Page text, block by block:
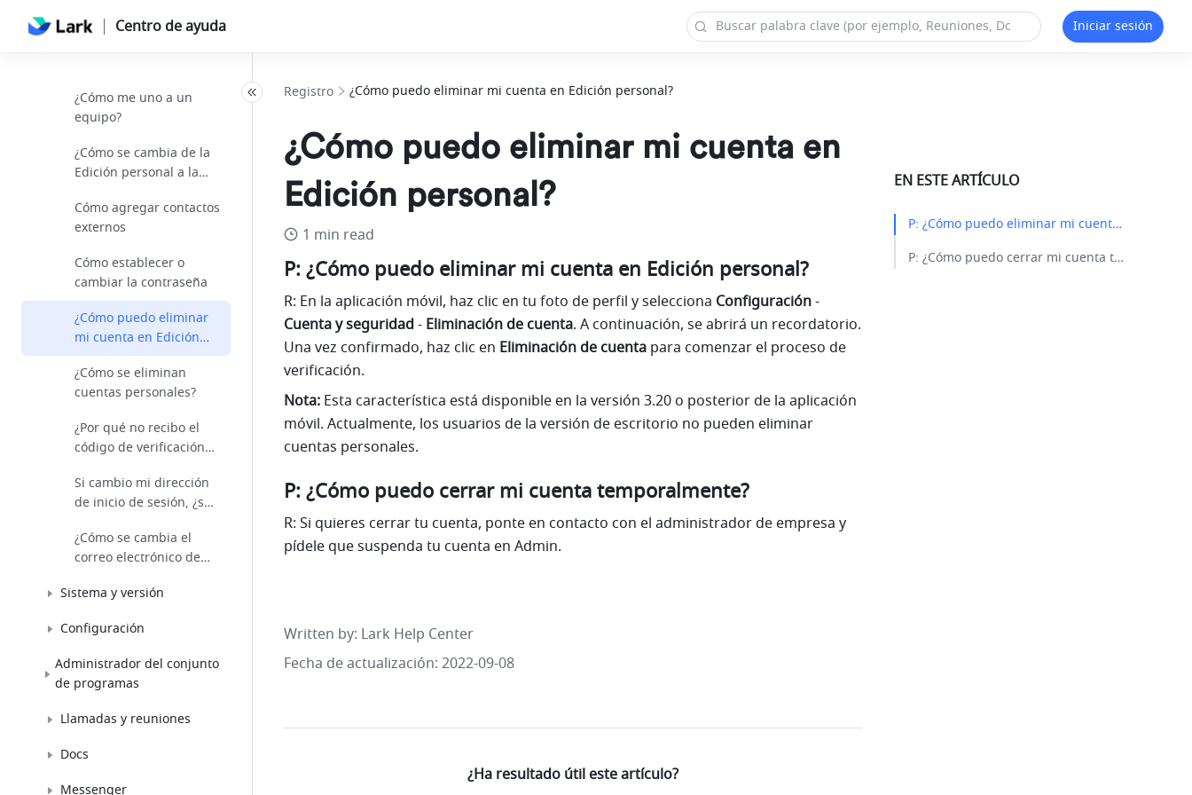
Centro de ayuda Iniciar sesión
¿Cómo me uno a un
equipo?
¿Cómo se cambia de la
Edición personal a la
Cómo agregar contactos
externos
Cómo establecer o
cambiar la contraseña
¿Cómo puedo eliminar
mi cuenta en Edición
personal?
¿Cómo se eliminan
cuentas personales?
¿Por qué no recibo el
código de verificación
electrónico?
Si cambio mi dirección
de inicio de sesión, ¿se
de chat?
¿Cómo se cambia el
correo electrónico de
Sistema y versión
Configuración
Administrador del conjunto
de programas
Llamadas y reuniones
Docs
Messenger
Registro ¿Cómo puedo eliminar mi cuenta en Edición personal?
¿Cómo puedo eliminar mi cuenta en
Edición personal?
1 min read
P: ¿Cómo puedo eliminar mi cuenta en Edición personal?
R: En la aplicación móvil, haz clic en tu foto de perfil y selecciona Configuración -
Cuenta y seguridad - Eliminación de cuenta. A continuación, se abrirá un recordatorio.
Una vez confirmado, haz clic en Eliminación de cuenta para comenzar el proceso de
verificación.
Nota: Esta característica está disponible en la versión 3.20 o posterior de la aplicación
móvil. Actualmente, los usuarios de la versión de escritorio no pueden eliminar
cuentas personales.
P: ¿Cómo puedo cerrar mi cuenta temporalmente?
R: Si quieres cerrar tu cuenta, ponte en contacto con el administrador de empresa y
pídele que suspenda tu cuenta en Admin.
Written by: Lark Help Center
Fecha de actualización: 2022-09-08
¿Ha resultado útil este artículo?
EN ESTE ARTÍCULO
P: ¿Cómo puedo eliminar mi cuenta en Edición personal?​
P: ¿Cómo puedo cerrar mi cuenta temporalmente?​